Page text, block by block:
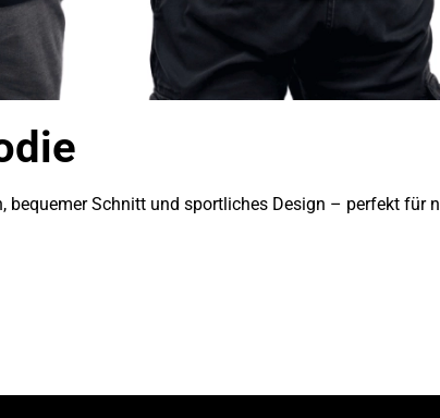
bequemer Schnitt und sportliches Design – perfekt für